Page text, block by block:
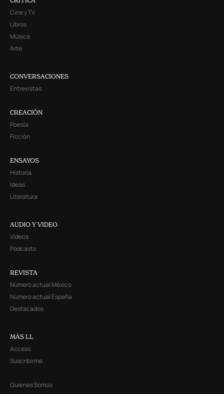
Cine y TV
Libros
Música
Arte
CONVERSACIONES
Entrevistas
CREACIÓN
Poesía
Ficción
ENSAYOS
Historia
Ideas
Literatura
AUDIO Y VIDEO
Videos
Podcasts
REVISTA
Número actual México
Número actual España
Destacados
MÁS LL
Acceso
Suscribirme
Quienes Somos